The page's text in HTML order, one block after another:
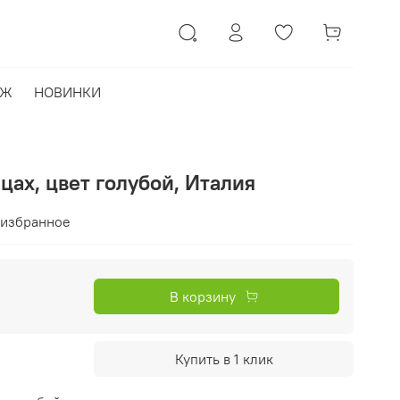
НОВИНКИ
цвет голубой, Италия
В корзину
Купить в 1 клик